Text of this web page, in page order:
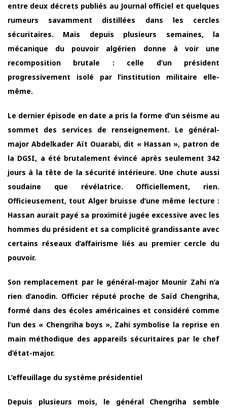
entre deux décrets publiés au Journal officiel et quelques
rumeurs savamment distillées dans les cercles
sécuritaires. Mais depuis plusieurs semaines, la
mécanique du pouvoir algérien donne à voir une
recomposition brutale : celle d’un président
progressivement isolé par l’institution militaire elle-
même.
Le dernier épisode en date a pris la forme d’un séisme au
sommet des services de renseignement. Le général-
major Abdelkader Aït Ouarabi, dit « Hassan », patron de
la DGSI, a été brutalement évincé après seulement 342
jours à la tête de la sécurité intérieure. Une chute aussi
soudaine que révélatrice. Officiellement, rien.
Officieusement, tout Alger bruisse d’une même lecture :
Hassan aurait payé sa proximité jugée excessive avec les
hommes du président et sa complicité grandissante avec
certains réseaux d’affairisme liés au premier cercle du
pouvoir.
Son remplacement par le général-major Mounir Zahi n’a
rien d’anodin. Officier réputé proche de Saïd Chengriha,
formé dans des écoles américaines et considéré comme
l’un des « Chengriha boys », Zahi symbolise la reprise en
main méthodique des appareils sécuritaires par le chef
d’état-major.
L’effeuillage du système présidentiel
Depuis plusieurs mois, le général Chengriha semble